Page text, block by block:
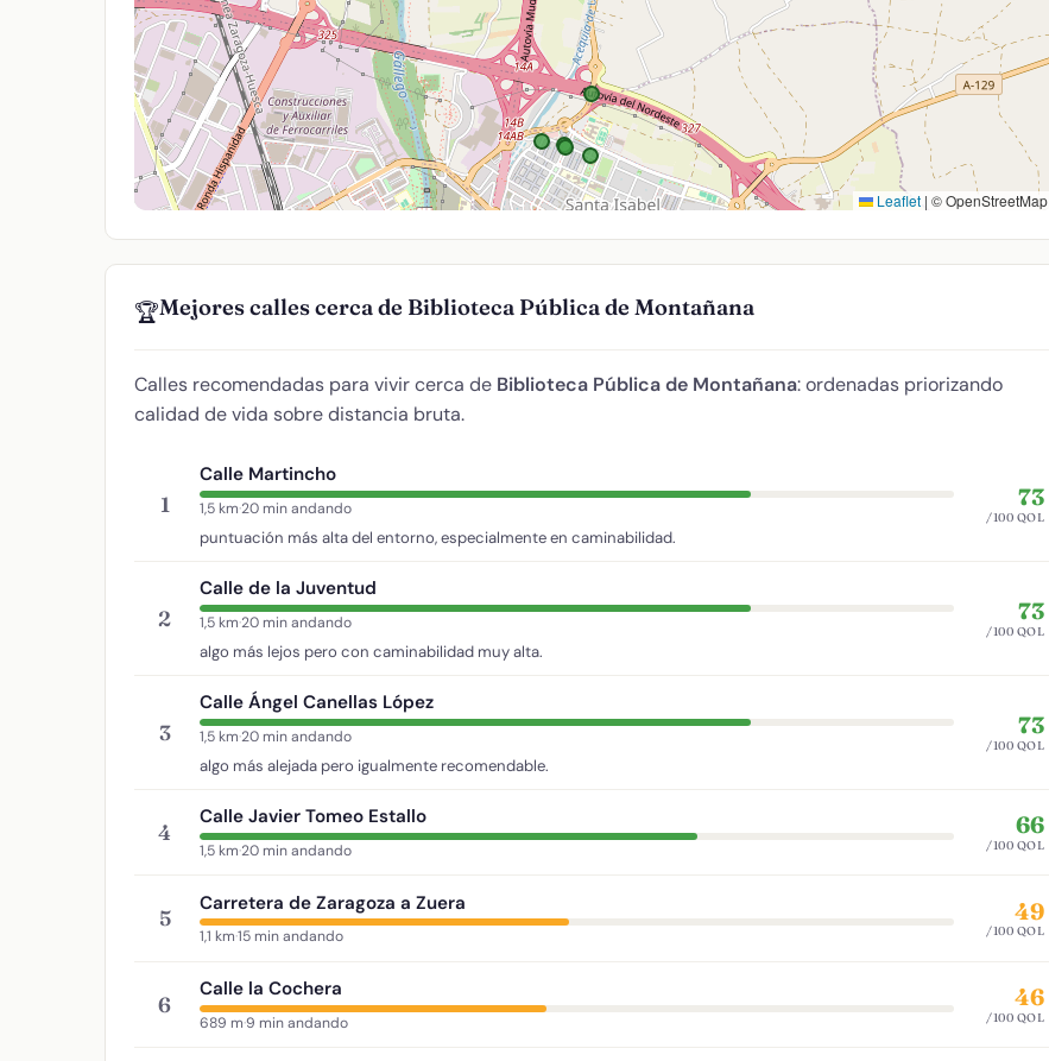
Leaflet | © OpenStreetMap
🏆Mejores calles cerca de Biblioteca Pública de Montañana
Calles recomendadas para vivir cerca de Biblioteca Pública de Montañana: ordenadas priorizando
calidad de vida sobre distancia bruta.
1
Calle Martincho
1,5 km·20 min andando
puntuación más alta del entorno, especialmente en caminabilidad.
73
/100 QOL
2
Calle de la Juventud
1,5 km·20 min andando
algo más lejos pero con caminabilidad muy alta.
73
/100 QOL
3
Calle Ángel Canellas López
1,5 km·20 min andando
algo más alejada pero igualmente recomendable.
73
/100 QOL
4
Calle Javier Tomeo Estallo
1,5 km·20 min andando
66
/100 QOL
5
Carretera de Zaragoza a Zuera
1,1 km·15 min andando
49
/100 QOL
6
Calle la Cochera
689 m·9 min andando
46
/100 QOL